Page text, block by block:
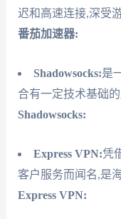
迟和高速连接,深受
番茄加速器:
Shadowsocks:是
合有一定技术基础的
Shadowsocks:
Express VPN:凭
客户服务而闻名,是
Express VPN: